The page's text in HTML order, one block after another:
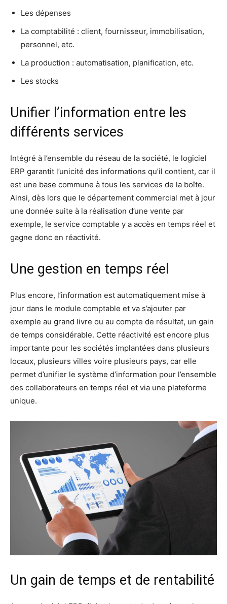
Les dépenses
La comptabilité : client, fournisseur, immobilisation,
personnel, etc.
La production : automatisation, planification, etc.
Les stocks
Unifier l’information entre les
différents services
Intégré à l’ensemble du réseau de la société, le logiciel
ERP garantit l’unicité des informations qu’il contient, car il
est une base commune à tous les services de la boîte.
Ainsi, dès lors que le département commercial met à jour
une donnée suite à la réalisation d’une vente par
exemple, le service comptable y a accès en temps réel et
gagne donc en réactivité.
Une gestion en temps réel
Plus encore, l’information est automatiquement mise à
jour dans le module comptable et va s’ajouter par
exemple au grand livre ou au compte de résultat, un gain
de temps considérable. Cette réactivité est encore plus
importante pour les sociétés implantées dans plusieurs
locaux, plusieurs villes voire plusieurs pays, car elle
permet d’unifier le système d’information pour l’ensemble
des collaborateurs en temps réel et via une plateforme
unique.
Un gain de temps et de rentabilité